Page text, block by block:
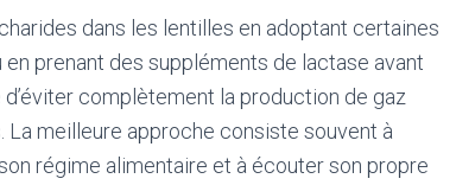
dans les lentilles en adoptant certaines
prenant des suppléments de lactase avant
complètement la production de gaz
La meilleure approche consiste souvent à
régime alimentaire et à écouter son propre